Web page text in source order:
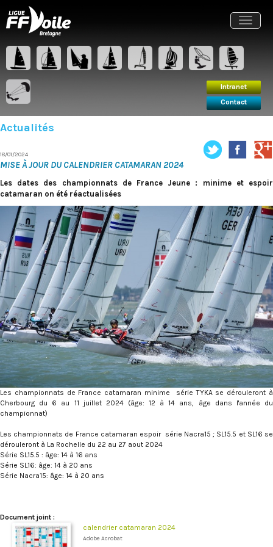
Actualités
18/01/2024
MISE À JOUR DU CALENDRIER CATAMARAN 2024
Les dates des championnats de France Jeune : minime et espoir
catamaran on été réactualisées
Les championnats de France catamaran minime série TYKA se dérouleront à
Cherbourg du 6 au 11 juillet 2024 (âge: 12 à 14 ans, âge dans l'année du
championnat)
Les championnats de France catamaran espoir série Nacra15 ; SL15.5 et SL16 se
dérouleront à La Rochelle du 22 au 27 aout 2024
Série SL15.5 : âge: 14 à 16 ans
Série SL16: âge: 14 à 20 ans
Série Nacra15: âge: 14 à 20 ans
Document joint :
calendrier catamaran 2024
Adobe Acrobat
Intranet
Contact
Intranet
Toggle